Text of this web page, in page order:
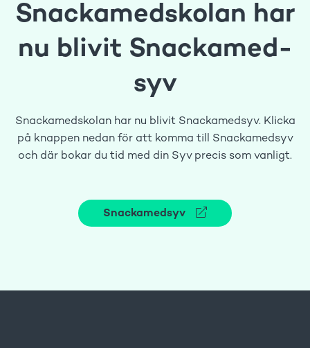
Snackamed­skolan har
nu blivit Snackamed­
syv
Snackamedskolan har nu blivit Snackamedsyv. Klicka
på knappen nedan för att komma till Snackamedsyv
och där bokar du tid med din Syv precis som vanligt.
Snackamedsyv